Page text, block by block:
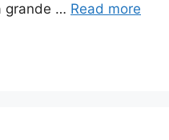
grande … Read more